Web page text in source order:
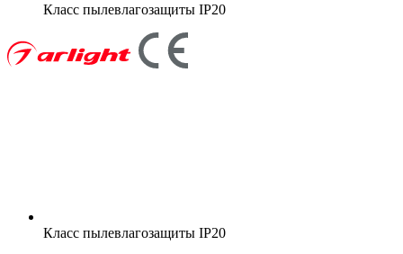
Класс пылевлагозащиты IP20
Класс пылевлагозащиты IP20